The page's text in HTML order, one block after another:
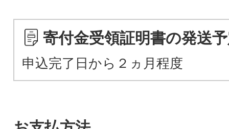
寄付金受領証明書の発送
申込完了日から２ヵ月程度